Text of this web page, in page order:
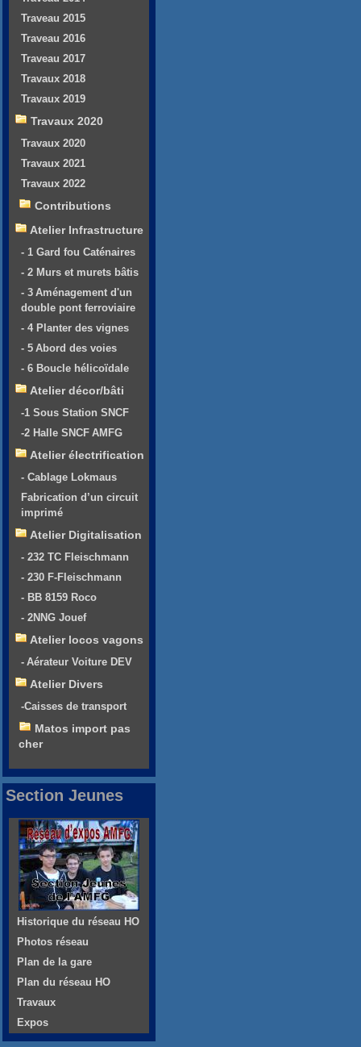
Traveau 2015
Traveau 2016
Traveau 2017
Travaux 2018
Travaux 2019
Travaux 2020
Travaux 2020
Travaux 2021
Travaux 2022
Contributions
Atelier Infrastructure
- 1 Gard fou Caténaires
- 2 Murs et murets bâtis
- 3 Aménagement d'un
double pont ferroviaire
- 4 Planter des vignes
- 5 Abord des voies
- 6 Boucle hélicoïdale
Atelier décor/bâti
-1 Sous Station SNCF
-2 Halle SNCF AMFG
Atelier électrification
- Cablage Lokmaus
Fabrication d’un circuit
imprimé
Atelier Digitalisation
- 232 TC Fleischmann
- 230 F-Fleischmann
- BB 8159 Roco
- 2NNG Jouef
Atelier locos vagons
- Aérateur Voiture DEV
Atelier Divers
-Caisses de transport
Matos import pas
cher
Section Jeunes
Historique du réseau HO
Photos réseau
Plan de la gare
Plan du réseau HO
Travaux
Expos